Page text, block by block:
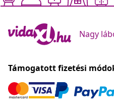
Nagy
Támogatott fizetési